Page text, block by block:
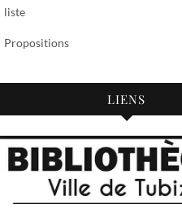
liste
Propositions
LIENS